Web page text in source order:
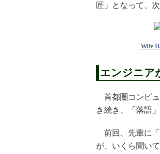
匠」となって、
Wife
エンジニア
首都圏コンピ
き続き、「落語
前回、先輩に「
が、いくら聞い